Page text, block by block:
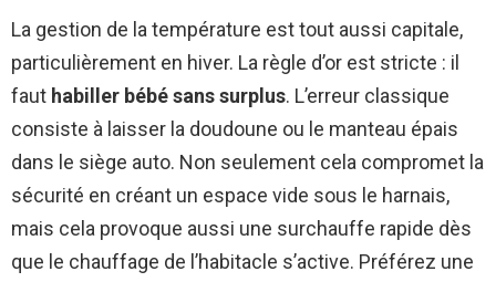
La gestion de la température est tout aussi capitale,
particulièrement en hiver. La règle d’or est stricte : il
faut habiller bébé sans surplus. L’erreur classique
consiste à laisser la doudoune ou le manteau épais
dans le siège auto. Non seulement cela compromet la
sécurité en créant un espace vide sous le harnais,
mais cela provoque aussi une surchauffe rapide dès
que le chauffage de l’habitacle s’active. Préférez une